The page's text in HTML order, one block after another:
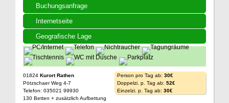
Buchungsanfrage
Internetseite
Geografische Lage
01824 Kurort Rathen
Pötzschaer Weg 4-7
Telefon: 035021 99930
130 Betten + zusätzlich Aufbettung
Person pro Tag ab: 30€
Doppelzi. p. Tag ab: 52€
Einzelzi. p. Tag ab: 30€